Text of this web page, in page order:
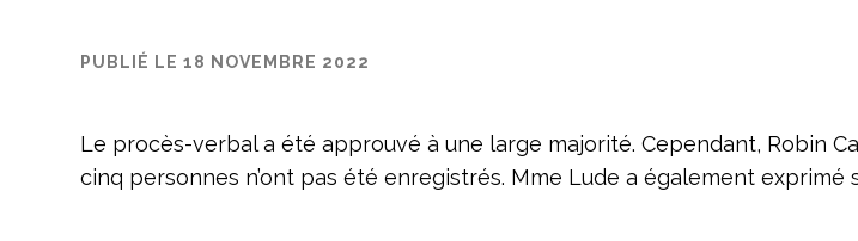
PUBLIÉ LE 18 NOVEMBRE 2022
Le procès-verbal a été approuvé à une large majorité. Cependant, Robin
cinq personnes n’ont pas été enregistrés. Mme Lude a également exprimé